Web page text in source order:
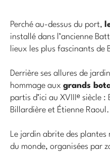
Perché au-dessus du port,
installé dans l’ancienne
lieux les plus fascinants de
Derrière ses allures de
hommage aux grands
partis d’ici au XVIIIᵉ siècle
Billardière et Étienne Raoul.
Le jardin abrite des plantes
du monde, organisées par